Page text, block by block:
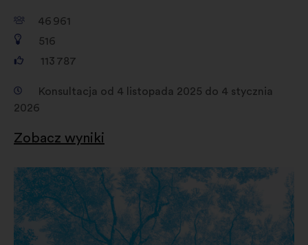
46 961
516
113 787
Konsultacja od 4 listopada 2025 do 4 stycznia
2026
Zobacz wyniki